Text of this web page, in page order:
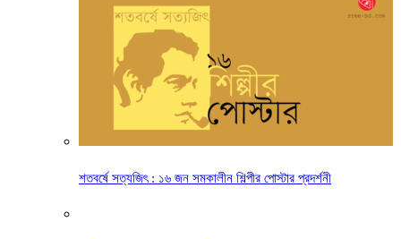
শতবর্ষে সত্যজিৎ : ১৬ জন সমকালীন শিল্পীর পোস্টার প্রদর্শনী